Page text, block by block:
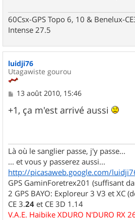
60Csx-GPS Topo 6, 10 & Benelux-
Intense 27.5
luidji76
Utagawiste gourou
M
s
s
13 août 2010, 15:46
+1, ça m'est arrivé aussi
Là où le sanglier passe, j'y passe...
... et vous y passerez aussi...
http://picasaweb.google.com/
GPS GaminForetrex201 (suffisant
2 GPS BAYO: Exploreur 3 V3 et XC
CE 3.24 et CE 3D 1.14
V.A.E. Haibike XDURO N'DURO RX